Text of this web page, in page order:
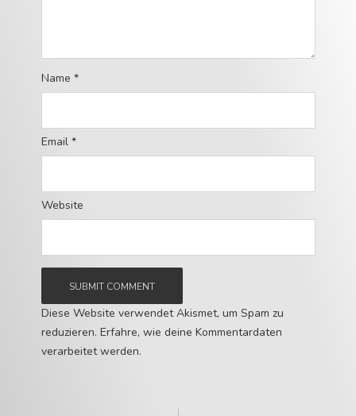
Name *
Email *
Website
Diese Website verwendet Akismet, um Spam zu
reduzieren. Erfahre, wie deine Kommentardaten
verarbeitet werden.